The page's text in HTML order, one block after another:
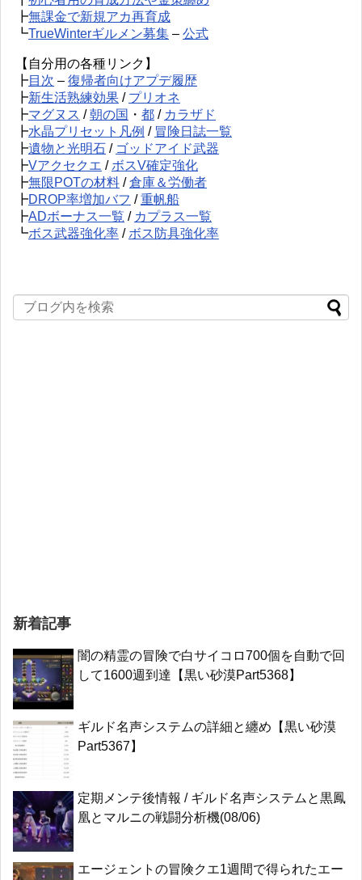
┣無課金で新規アカ再育成
┗TrueWinterギルメン募集 – 公式
【自分用の各種リンク】
┣目次 – 復帰者向けアプデ履歴
┣新生活熟練効果 / プリオネ
┣マグヌス /朝の国 ・ 都 / カラザド
┣水晶プリセット凡例 / 冒険日誌一覧
┣遺物と光明石 / ゴッドアイド武器
┣Vアクセクエ / ボスV確定強化
┣無限POTの材料 /倉庫＆労働者
┣DROP率増加バフ /重帆船
┣ADボーナス一覧 / カプラス一覧
┗ボス武器強化率 / ボス防具強化率
新着記事
闇の精霊の冒険で白サイコロ700個を自動で回
して1600週到達【黒い砂漠Part5368】
ギルド名声システムの詳細と纏め【黒い砂漠
Part5367】
定期メンテ後情報 / ギルド名声システムと黒鳳
凰とマルニの戦闘分析機(08/06)
エージェントの冒険クエ1週間で得られたエー